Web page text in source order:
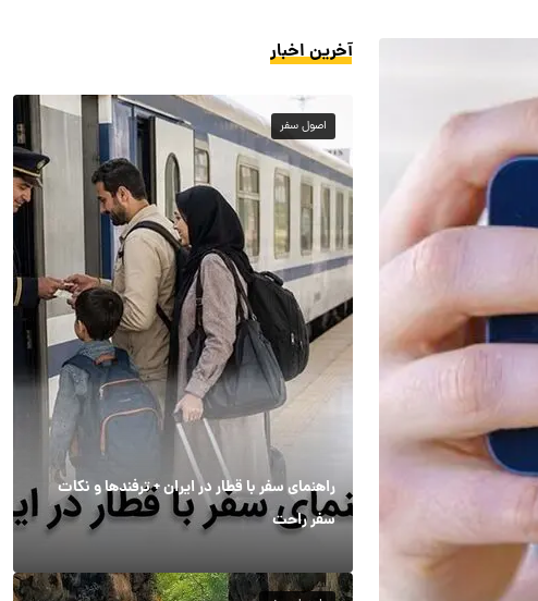
آخرین اخبار
اصول سفر
راهنمای سفر با قطار در ایران + ترفندها و نکات
سفر راحت